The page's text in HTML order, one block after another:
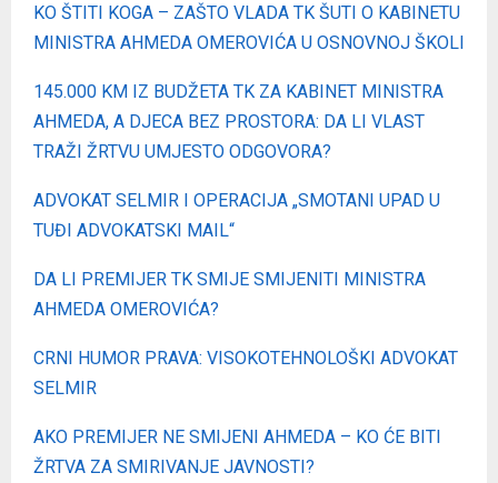
KO ŠTITI KOGA – ZAŠTO VLADA TK ŠUTI O KABINETU
MINISTRA AHMEDA OMEROVIĆA U OSNOVNOJ ŠKOLI
145.000 KM IZ BUDŽETA TK ZA KABINET MINISTRA
AHMEDA, A DJECA BEZ PROSTORA: DA LI VLAST
TRAŽI ŽRTVU UMJESTO ODGOVORA?
ADVOKAT SELMIR I OPERACIJA „SMOTANI UPAD U
TUĐI ADVOKATSKI MAIL“
DA LI PREMIJER TK SMIJE SMIJENITI MINISTRA
AHMEDA OMEROVIĆA?
CRNI HUMOR PRAVA: VISOKOTEHNOLOŠKI ADVOKAT
SELMIR
AKO PREMIJER NE SMIJENI AHMEDA – KO ĆE BITI
ŽRTVA ZA SMIRIVANJE JAVNOSTI?